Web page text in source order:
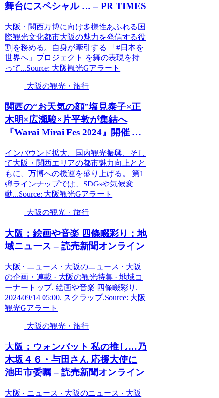
舞台にスペシャル … – PR TIMES
大阪・関西万博に向け多様性あふれる国
際観光文化都市大阪の魅力を発信する役
割を務める。自身が牽引する 「#日本を
世界へ」プロジェクト を舞の表現を持
って...Source: 大阪観光Gアラート
大阪の観光・旅行
関西の“お天気の顔”塩見泰子×正
木明×広瀬駿×片平敦が集結へ
『Warai Mirai Fes 2024』開催 …
インバウンド拡大、国内観光振興、そし
て大阪・関西エリアの都市魅力向上とと
もに、万博への機運を盛り上げる。 第1
弾ラインナップでは、SDGsや気候変
動...Source: 大阪観光Gアラート
大阪の観光・旅行
大阪 ：絵画や音楽 四條畷彩り：地
域ニュース – 読売新聞オンライン
大阪 · ニュース · 大阪のニュース · 大阪
の企画・連載 · 大阪の観光特集 · 地域コ
ーナートップ. 絵画や音楽 四條畷彩り.
2024/09/14 05:00. スクラップ.Source: 大阪
観光Gアラート
大阪の観光・旅行
大阪 ：ウォンバット 私の推し…乃
木坂４６・与田さん 応援大使に
池田市委嘱 – 読売新聞オンライン
大阪 · ニュース · 大阪のニュース · 大阪